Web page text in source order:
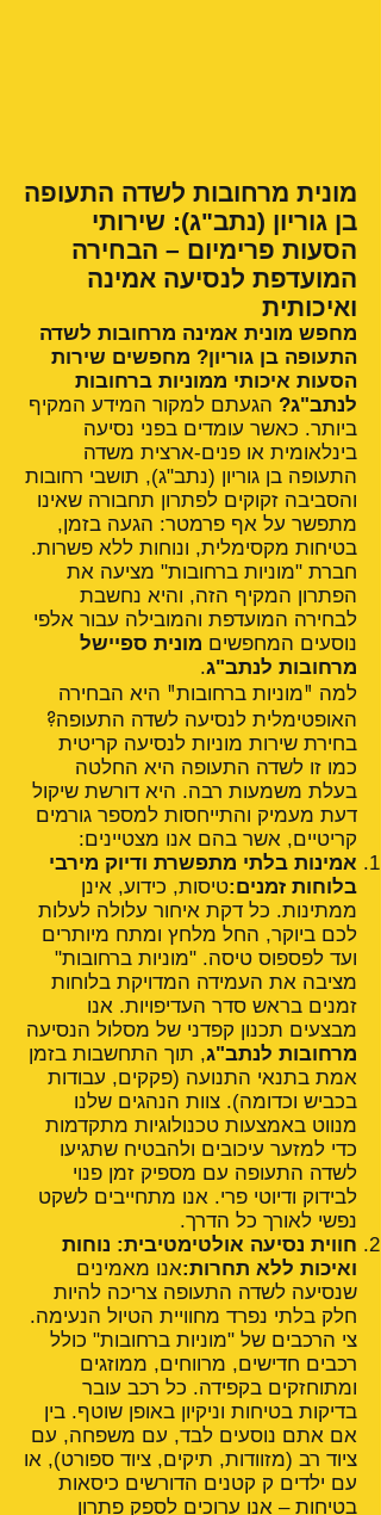
מונית מרחובות לשדה התעופה
בן גוריון (נתב"ג): שירותי
הסעות פרימיום – הבחירה
המועדפת לנסיעה אמינה
ואיכותית
מחפש מונית אמינה מרחובות לשדה
התעופה בן גוריון? מחפשים שירות
הסעות איכותי ממוניות ברחובות
לנתב"ג? הגעתם למקור המידע המקיף
ביותר. כאשר עומדים בפני נסיעה
בינלאומית או פנים-ארצית משדה
התעופה בן גוריון (נתב"ג), תושבי רחובות
והסביבה זקוקים לפתרון תחבורה שאינו
מתפשר על אף פרמטר: הגעה בזמן,
בטיחות מקסימלית, ונוחות ללא פשרות.
חברת "מוניות ברחובות" מציעה את
הפתרון המקיף הזה, והיא נחשבת
לבחירה המועדפת והמובילה עבור אלפי
נוסעים המחפשים מונית ספיישל
מרחובות לנתב"ג.
למה "מוניות ברחובות" היא הבחירה
האופטימלית לנסיעה לשדה התעופה?
בחירת שירות מוניות לנסיעה קריטית
כמו זו לשדה התעופה היא החלטה
בעלת משמעות רבה. היא דורשת שיקול
דעת מעמיק והתייחסות למספר גורמים
קריטיים, אשר בהם אנו מצטיינים:
אמינות בלתי מתפשרת ודיוק מירבי
בלוחות זמנים:טיסות, כידוע, אינן
ממתינות. כל דקת איחור עלולה לעלות
לכם ביוקר, החל מלחץ ומתח מיותרים
ועד לפספוס טיסה. "מוניות ברחובות"
מציבה את העמידה המדויקת בלוחות
זמנים בראש סדר העדיפויות. אנו
מבצעים תכנון קפדני של מסלול הנסיעה
מרחובות לנתב"ג, תוך התחשבות בזמן
אמת בתנאי התנועה (פקקים, עבודות
בכביש וכדומה). צוות הנהגים שלנו
מנווט באמצעות טכנולוגיות מתקדמות
כדי למזער עיכובים ולהבטיח שתגיעו
לשדה התעופה עם מספיק זמן פנוי
לבידוק ודיוטי פרי. אנו מתחייבים לשקט
נפשי לאורך כל הדרך.
חווית נסיעה אולטימטיבית: נוחות
ואיכות ללא תחרות:אנו מאמינים
שנסיעה לשדה התעופה צריכה להיות
חלק בלתי נפרד מחוויית הטיול הנעימה.
צי הרכבים של "מוניות ברחובות" כולל
רכבים חדישים, מרווחים, ממוזגים
ומתוחזקים בקפידה. כל רכב עובר
בדיקות בטיחות וניקיון באופן שוטף. בין
אם אתם נוסעים לבד, עם משפחה, עם
ציוד רב (מזוודות, תיקים, ציוד ספורט), או
עם ילדים ק קטנים הדורשים כיסאות
בטיחות – אנו ערוכים לספק פתרון